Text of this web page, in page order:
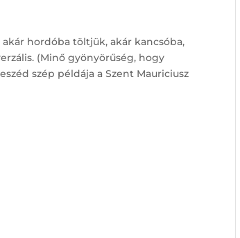
hordóba töltjük, akár kancsóba,
(Minő gyönyörűség, hogy
szép példája a Szent Mauriciusz